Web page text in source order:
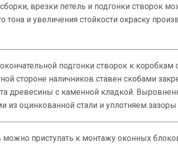
врезки петель и подгонки створок
тона и увеличения стойкости окраску
подгонки створок к
стороне наличников ставен скобами
древесины с каменной кладкой.
из оцинкованной стали и уплотняем
можно приступать к монтажу оконных